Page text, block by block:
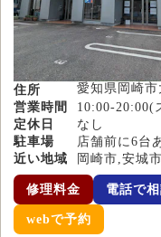
住所
愛知県岡崎市
営業時間
10:00-20:00(
定休日
なし
駐車場
店舗前に6台
近い地域
岡崎市,安城
修理料金 電話で
webで予約